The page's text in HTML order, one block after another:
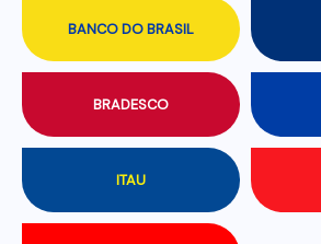
BANCO DO BRASIL
BRADESCO
ITAU